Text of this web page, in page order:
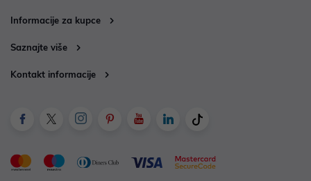
Informacije za kupce
Saznajte više
Kontakt informacije